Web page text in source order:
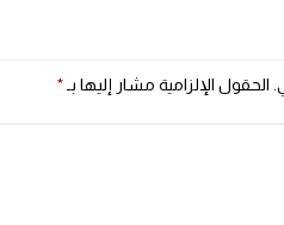
الحقول الإلزامية مشار إليها بـ *